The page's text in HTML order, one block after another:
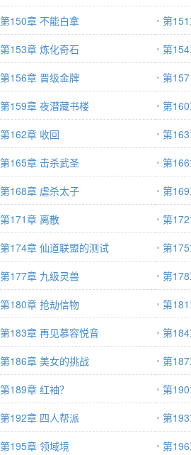
第150章 不能白拿
第
第153章 炼化奇石
第
第156章 晋级金牌
第
第159章 夜潜藏书楼
第
第162章 收回
第
第165章 击杀武圣
第
第168章 虐杀太子
第
第171章 离散
第
第174章 仙道联盟的测试
第
第177章 九级灵兽
第
第180章 抢劫信物
第
第183章 再见慕容悦音
第
第186章 美女的挑战
第
第189章 红袖？
第190
第192章 四人帮派
第
第195章 领域境
第196